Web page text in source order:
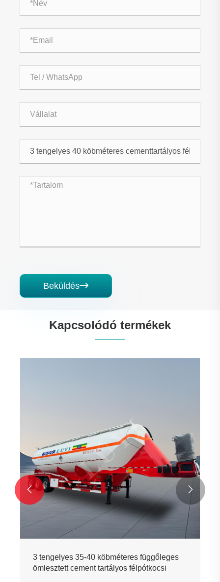
Beküldés
Kapcsolódó termékek
 